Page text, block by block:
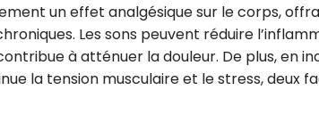
un effet analgésique sur le corps,
Les sons peuvent réduire
à atténuer la douleur. De plus, en
la tension musculaire et le stress, deux